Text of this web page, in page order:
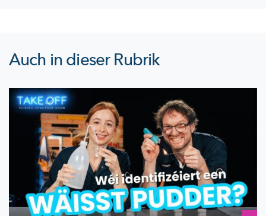
Auch in dieser Rubrik